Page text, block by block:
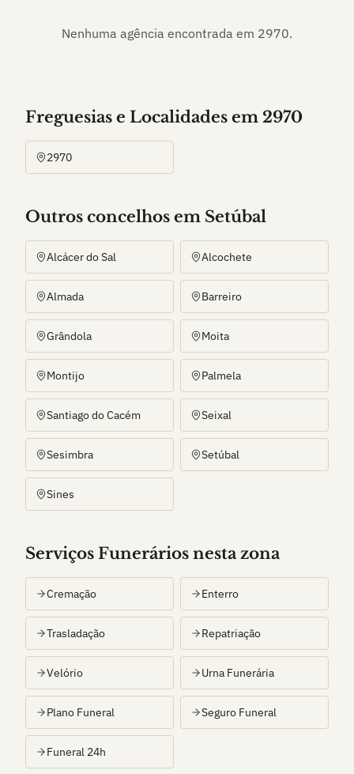
Nenhuma agência encontrada em 2970.
Freguesias e Localidades em 2970
2970
Outros concelhos em Setúbal
Alcácer do Sal Alcochete
Almada Barreiro
Grândola Moita
Montijo Palmela
Santiago do Cacém Seixal
Sesimbra Setúbal
Sines
Serviços Funerários nesta zona
Cremação Enterro
Trasladação Repatriação
Velório Urna Funerária
Plano Funeral Seguro Funeral
Funeral 24h